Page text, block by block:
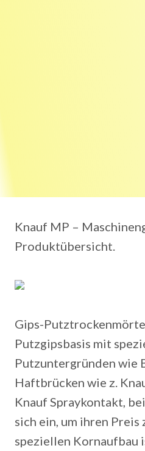
Knauf MP –
Produktübersicht.
Gips-
Putzgipsbasis mit
Putzuntergründen wie
Haftbrücken wie z.
Knauf Spraykontakt,
sich ein, um ihren Preis
speziellen Kornaufbau